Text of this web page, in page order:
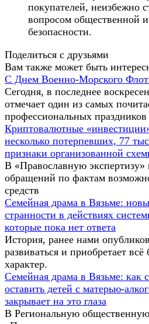
покупателей, неизбежно
вопросом общественной и
безопасности.
Поделиться с друзьями
Вам также может быть
С Днем Военно-Морского
Сегодня, в последнее
отмечает один из самых
профессиональных праздников
Криптовалютные
несколько потерпевших, 77
признаки организованной
В «Православную экспертизу»
обращений по фактам
средств
Семейная драма в Вязьме:
странности в действиях
которые пока нет ответа
История, ранее нами
развиваться и приобретает
характер.
Семейная драма в Вязьме: как
оставить детей с матерью-
закрывает на это глаза
В Региональную